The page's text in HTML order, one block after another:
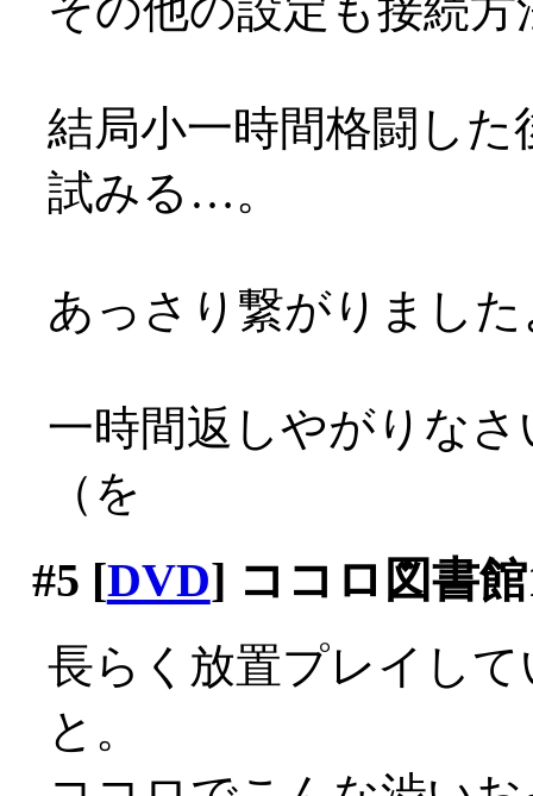
結局小一時間格闘し
試みる…。
あっさり繋がりました
一時間返しやがりな
（を
#5 [DVD] ココロ図書館
長らく放置プレイし
と。